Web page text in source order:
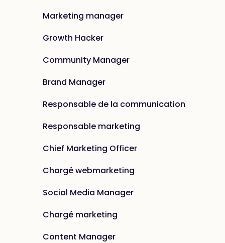
Marketing manager
Growth Hacker
Community Manager
Brand Manager
Responsable de la communication
Responsable marketing
Chief Marketing Officer
Chargé webmarketing
Social Media Manager
Chargé marketing
Content Manager